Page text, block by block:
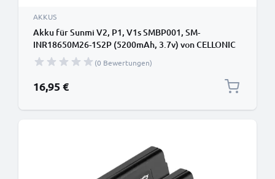
AKKUS
Akku für Sunmi V2, P1, V1s SMBP001, SM-
INR18650M26-1S2P (5200mAh, 3.7v) von CELLONIC
(0 Bewertungen)
16,95 €